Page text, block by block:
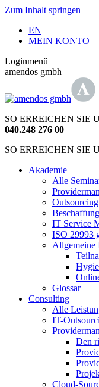
Zum Inhalt springen
EN
MEIN KONTO
Loginmenü
amendos gmbh
SO ERREICHEN SIE
040.248 276 00
SO ERREICHEN SIE
Akademie
Alle
Outsourcing
Beschaffung
IT Service
ISO 29993
Allgemeine
Glossar
Consulting
Alle
IT-
Den
Cloud-